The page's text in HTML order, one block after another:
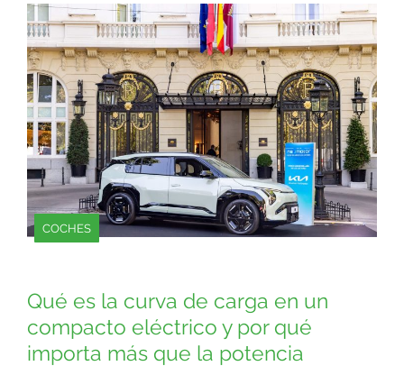
COCHES
Qué es la curva de carga en un
compacto eléctrico y por qué
importa más que la potencia